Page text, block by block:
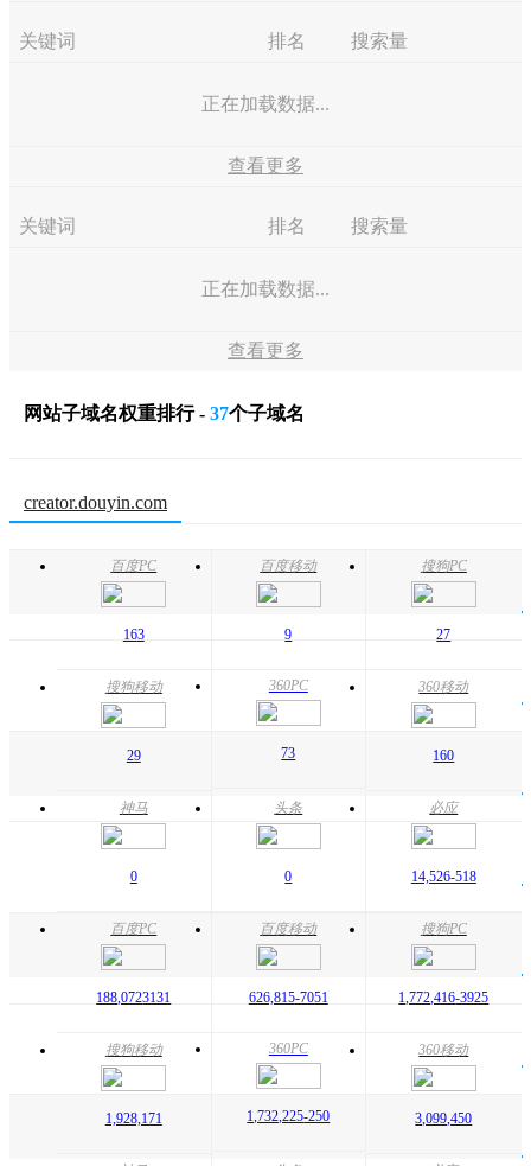
关键词 排名 搜索量
正在加载数据...
查看更多
关键词 排名 搜索量
正在加载数据...
查看更多
网站子域名权重排行 - 37个子域名
creator.douyin.com
百度PC
163
百度移动
9
搜狗PC
27
搜狗移动
29
360PC
73
360移动
160
神马
0
头条
0
必应
14,526-518
百度PC
188,0723131
百度移动
626,815-7051
搜狗PC
1,772,416-3925
搜狗移动
1,928,171
360PC
1,732,225-250
360移动
3,099,450